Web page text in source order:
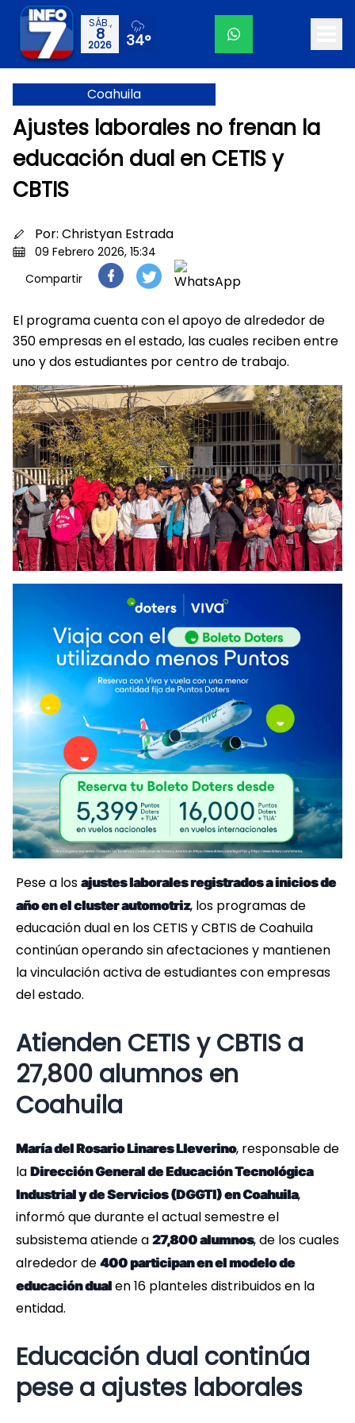
SÁB.,
8
2026 34°
Coahuila
Ajustes laborales no frenan la
educación dual en CETIS y
CBTIS
Por: Christyan Estrada
09 Febrero 2026, 15:34
Compartir
El programa cuenta con el apoyo de alrededor de
350 empresas en el estado, las cuales reciben entre
uno y dos estudiantes por centro de trabajo.
Pese a los ajustes laborales registrados a inicios de
año en el cluster automotriz, los programas de
educación dual en los CETIS y CBTIS de Coahuila
continúan operando sin afectaciones y mantienen
la vinculación activa de estudiantes con empresas
del estado.
Atienden CETIS y CBTIS a
27,800 alumnos en
Coahuila
María del Rosario Linares Lleverino, responsable de
la Dirección General de Educación Tecnológica
Industrial y de Servicios (DGGTI) en Coahuila,
informó que durante el actual semestre el
subsistema atiende a 27,800 alumnos, de los cuales
alrededor de 400 participan en el modelo de
educación dual en 16 planteles distribuidos en la
entidad.
Educación dual continúa
pese a ajustes laborales